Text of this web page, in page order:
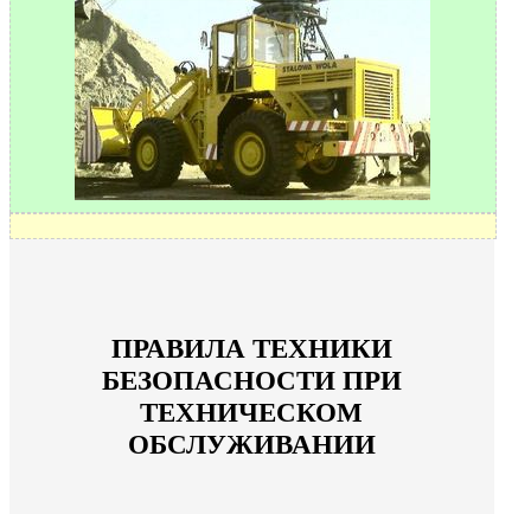
ПРАВИЛА ТЕХНИКИ
БЕЗОПАСНОСТИ ПРИ
ТЕХНИЧЕСКОМ
ОБСЛУЖИВАНИИ